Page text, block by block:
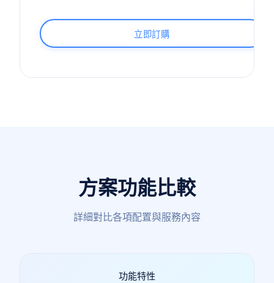
立即訂購
方案功能比較
詳細對比各項配置與服務內容
功能特性